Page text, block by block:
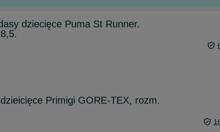
dziecięce Puma St Runner.
Primigi GORE-TEX, rozm.